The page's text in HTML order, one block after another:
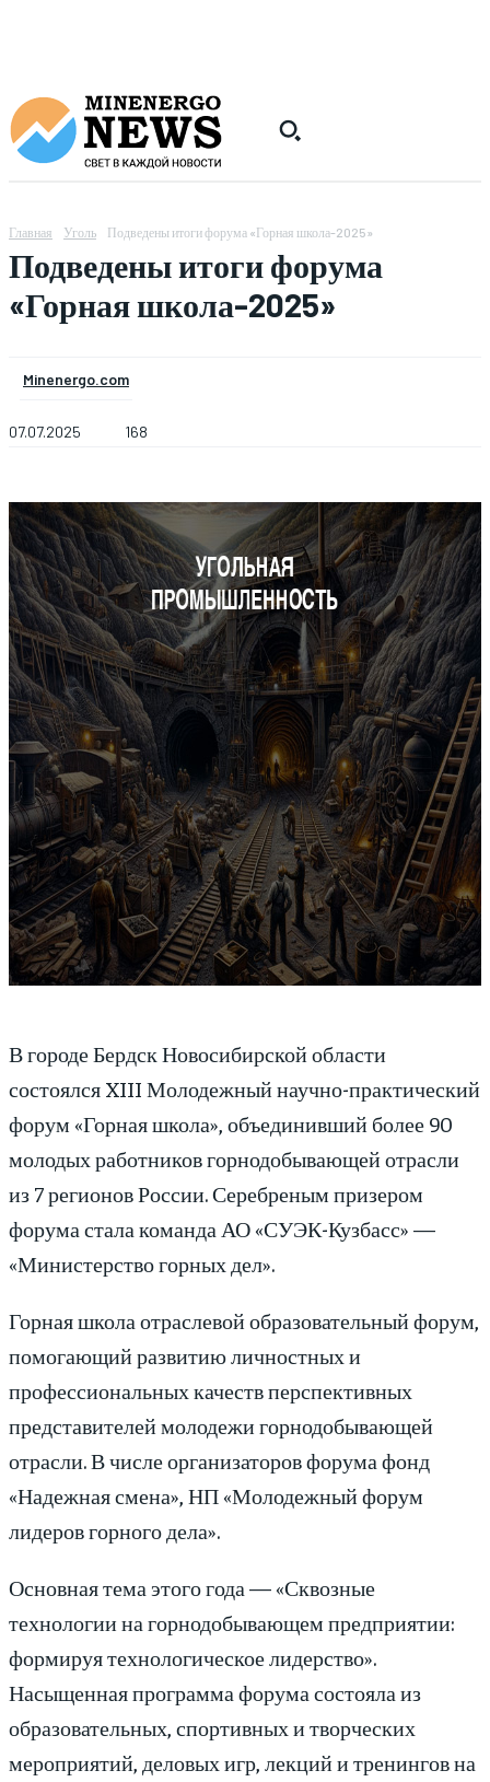
Главная Уголь Подведены итоги форума «Горная школа-2025»
Подведены итоги форума
«Горная школа-2025»
Minenergo.com
07.07.2025 168
В городе Бердск Новосибирской области
состоялся XIII Молодежный научно-практический
форум «Горная школа», объединивший более 90
молодых работников горнодобывающей отрасли
из 7 регионов России. Серебреным призером
форума стала команда АО «СУЭК-Кузбасс» —
«Министерство горных дел».
Горная школа отраслевой образовательный форум,
помогающий развитию личностных и
профессиональных качеств перспективных
представителей молодежи горнодобывающей
отрасли. В числе организаторов форума фонд
«Надежная смена», НП «Молодежный форум
лидеров горного дела».
Основная тема этого года — «Сквозные
технологии на горнодобывающем предприятии:
формируя технологическое лидерство».
Насыщенная программа форума состояла из
образовательных, спортивных и творческих
мероприятий, деловых игр, лекций и тренингов на